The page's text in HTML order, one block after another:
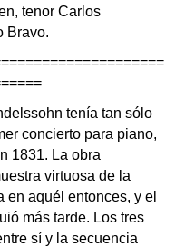
tenor Carlos
Bravo.
tenía tan sólo
concierto para piano,
1831. La obra
virtuosa de la
en aquél entonces, y el
más tarde. Los tres
sí y la secuencia